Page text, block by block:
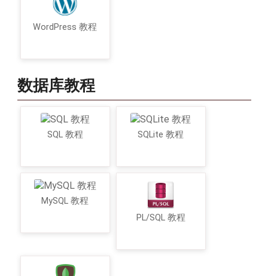
WordPress 教程
数据库教程
SQL 教程 SQLite 教程
MySQL 教程
PL/SQL 教程